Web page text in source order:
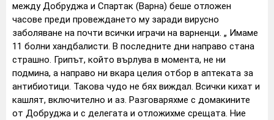
между Добруджа и Спартак (Варна) беше отложен
часове преди провеждането му заради вирусно
заболяване на почти всички играчи на варненци. „ Имаме
11 болни хандбалисти. В последните дни направо стана
страшно. Грипът, който върлува в момента, не ни
подмина, а направо ни вкара целия отбор в аптеката за
антибиотици. Такова чудо не бях виждал. Всички кихат и
кашлят, включително и аз. Разговаряхме с домакините
от Добруджа и с делегата и отложихме срещата. Ние